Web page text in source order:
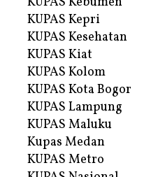
KUPAS Kepri
KUPAS Kesehatan
KUPAS Kiat
KUPAS Kolom
KUPAS Kota Bogor
KUPAS Lampung
KUPAS Maluku
Kupas Medan
KUPAS Metro